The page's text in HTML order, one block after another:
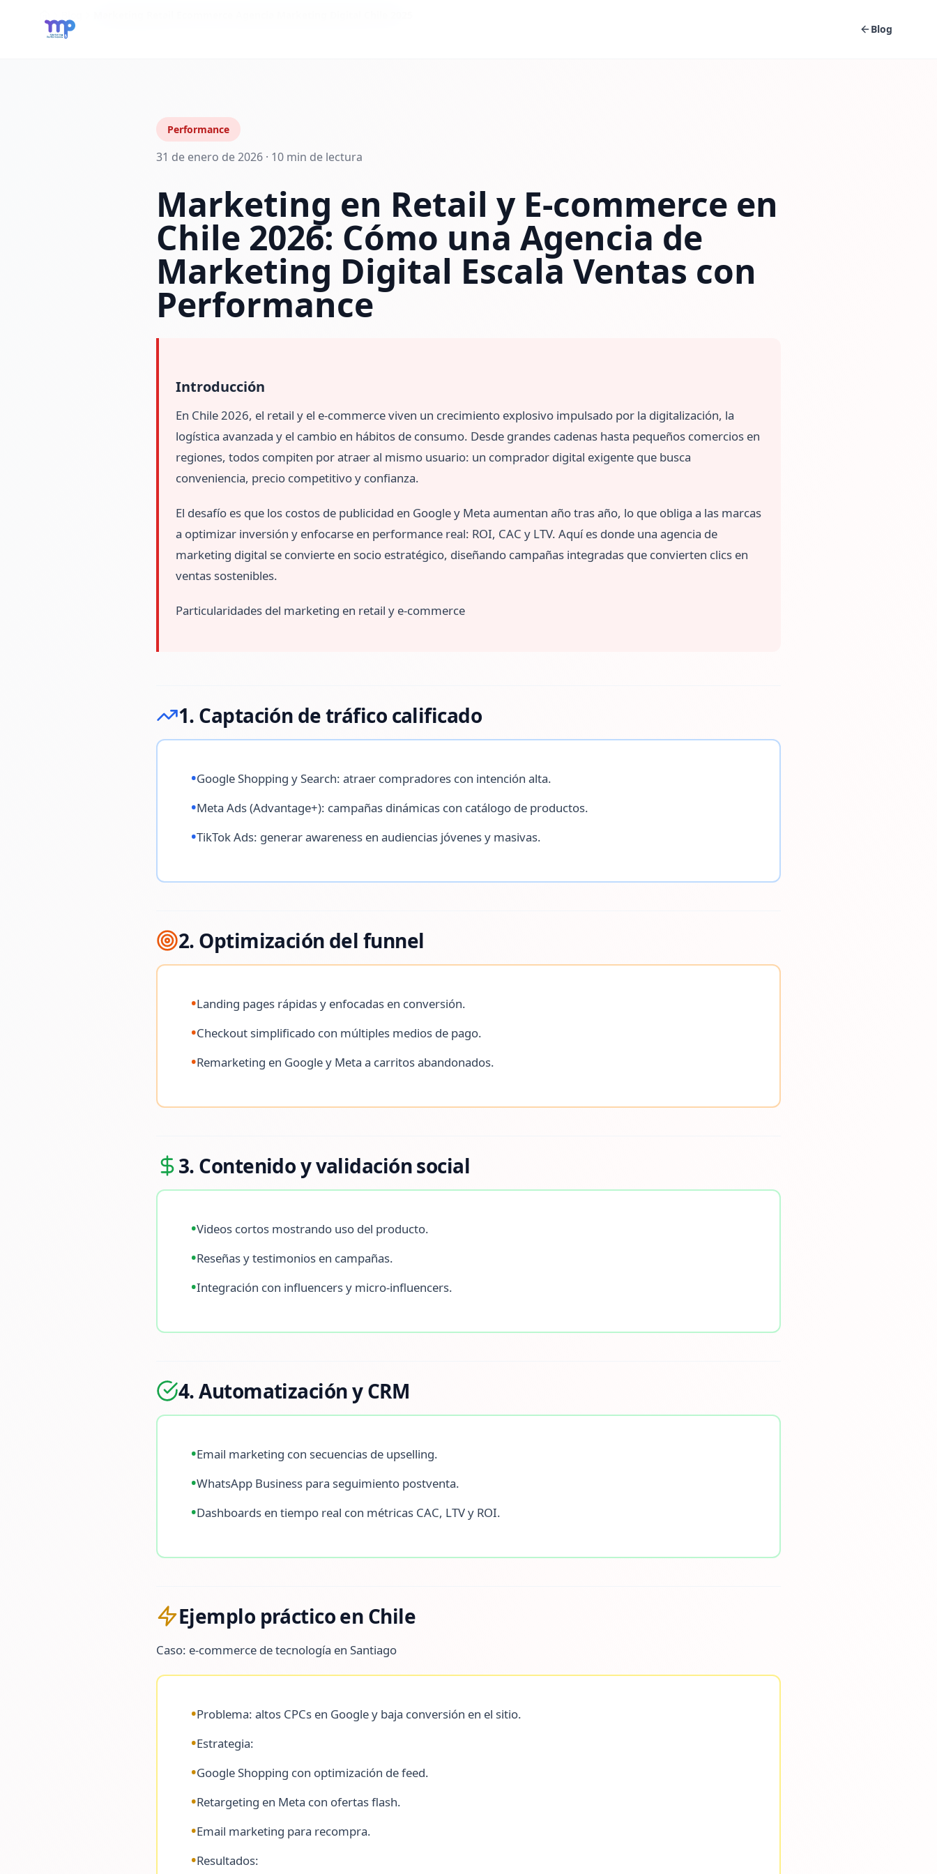
Blog
Performance
31 de enero de 2026 · 10 min de lectura
Marketing en Retail y E-commerce en
Chile 2026: Cómo una Agencia de
Marketing Digital Escala Ventas con
Performance
Introducción
En Chile 2026, el retail y el e-commerce viven un crecimiento explosivo impulsado por la digitalización, la
logística avanzada y el cambio en hábitos de consumo. Desde grandes cadenas hasta pequeños comercios en
regiones, todos compiten por atraer al mismo usuario: un comprador digital exigente que busca
conveniencia, precio competitivo y confianza.
El desafío es que los costos de publicidad en Google y Meta aumentan año tras año, lo que obliga a las marcas
a optimizar inversión y enfocarse en performance real: ROI, CAC y LTV. Aquí es donde una agencia de
marketing digital se convierte en socio estratégico, diseñando campañas integradas que convierten clics en
ventas sostenibles.
Particularidades del marketing en retail y e-commerce
1. Captación de tráfico calificado
•Google Shopping y Search: atraer compradores con intención alta.
•Meta Ads (Advantage+): campañas dinámicas con catálogo de productos.
•TikTok Ads: generar awareness en audiencias jóvenes y masivas.
2. Optimización del funnel
•Landing pages rápidas y enfocadas en conversión.
•Checkout simplificado con múltiples medios de pago.
•Remarketing en Google y Meta a carritos abandonados.
3. Contenido y validación social
•Videos cortos mostrando uso del producto.
•Reseñas y testimonios en campañas.
•Integración con influencers y micro-influencers.
4. Automatización y CRM
•Email marketing con secuencias de upselling.
•WhatsApp Business para seguimiento postventa.
•Dashboards en tiempo real con métricas CAC, LTV y ROI.
Ejemplo práctico en Chile
Caso: e-commerce de tecnología en Santiago
•Problema: altos CPCs en Google y baja conversión en el sitio.
•Estrategia:
•Google Shopping con optimización de feed.
•Retargeting en Meta con ofertas flash.
•Email marketing para recompra.
•Resultados: